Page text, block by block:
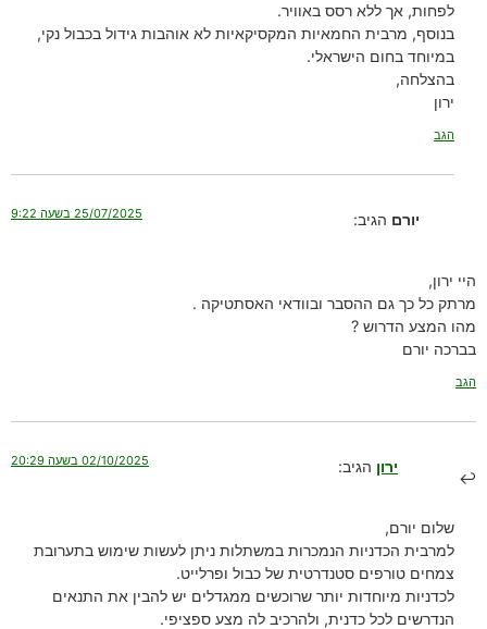
לפחות, אך ללא רסס באוויר.
בנוסף, מרבית החמאיות המקסיקאיות לא אוהבות גידול בכבול נקי,
במיוחד בחום הישראלי.
בהצלחה,
ירון
הגב
יורם הגיב: 25/07/2025 בשעה 9:22
היי ירון,
מרתק כל כך גם ההסבר ובוודאי האסתטיקה .
מהו המצע הדרוש ?
בברכה יורם
הגב
ירון הגיב: 02/10/2025 בשעה 20:29
שלום יורם,
למרבית הכדניות הנמכרות במשתלות ניתן לעשות שימוש בתערובת
צמחים טורפים סטנדרטית של כבול ופרלייט.
לכדניות מיוחדות יותר שרוכשים ממגדלים יש להבין את התנאים
הנדרשים לכל כדנית, ולהרכיב לה מצע ספציפי.